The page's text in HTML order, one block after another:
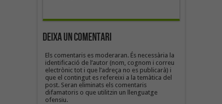
Deixa un Comentari
Els comentaris es moderaran. És necessària la
identificació de l’autor (nom, cognom i correu
electrònic tot i que l’adreça no es publicarà) i
que el contingut es refereixi a la temàtica del
post. Seran eliminats els comentaris
difamatoris o que utilitzin un llenguatge
ofensiu.